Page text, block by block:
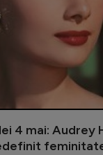
4 mai: Audrey